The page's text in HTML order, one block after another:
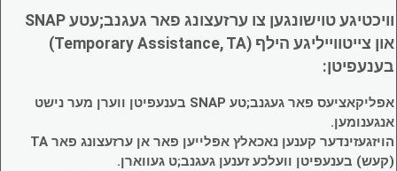
וויכטיגע טוישונגען צו ערזעצונג פאר געגנב;עטע SNAP
און צייטווייליגע הילף (Temporary Assistance, TA)
בענעפיטן:
אפליקאציעס פאר געגנב;טע SNAP בענעפיטן ווערן מער נישט
אנגענומען.
הויזגעזינדער קענען נאכאלץ אפּלייען פאר אן ערזעצונג פאר TA
(קעש) בענעפיטן וועלכע זענען געגנב;ט געווארן.